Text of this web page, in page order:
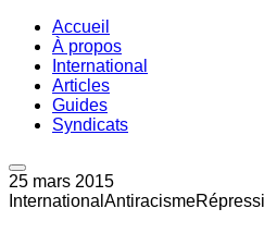
Accueil
À propos
International
Articles
Guides
Syndicats
25 mars 2015
International Antiracisme